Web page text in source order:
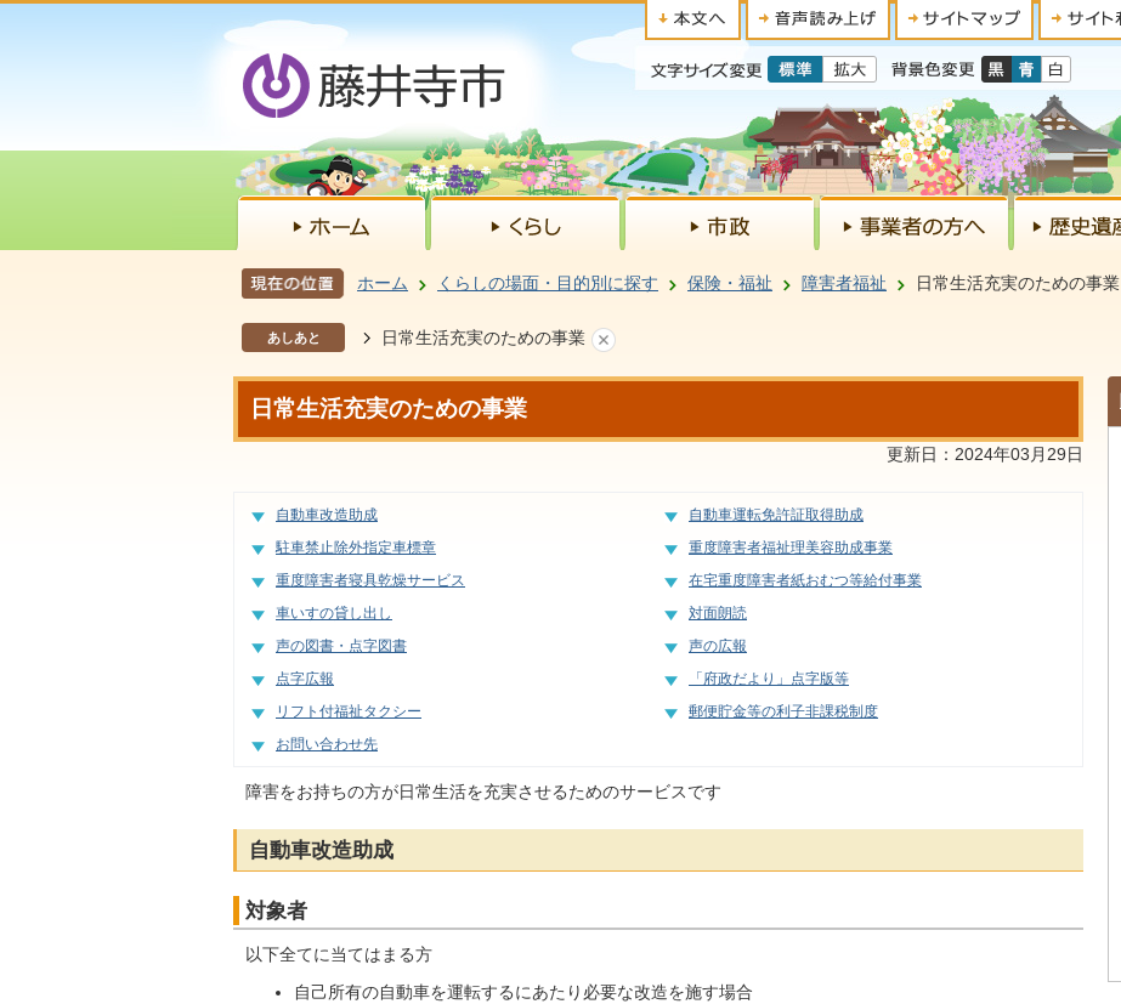
ホーム くらしの場面・目的別に探す 保険・福祉 障害者福祉 日常生活充実のための事業
あしあと 日常生活充実のための事業
日常生活充実のための事業
更新日：2024年03月29日
自動車改造助成 自動車運転免許証取得助成
駐車禁止除外指定車標章 重度障害者福祉理美容助成事業
重度障害者寝具乾燥サービス 在宅重度障害者紙おむつ等給付事業
車いすの貸し出し 対面朗読
声の図書・点字図書 声の広報
点字広報 「府政だより」点字版等
リフト付福祉タクシー 郵便貯金等の利子非課税制度
お問い合わせ先
障害をお持ちの方が日常生活を充実させるためのサービスです
自動車改造助成
対象者
以下全てに当てはまる方
自己所有の自動車を運転するにあたり必要な改造を施す場合